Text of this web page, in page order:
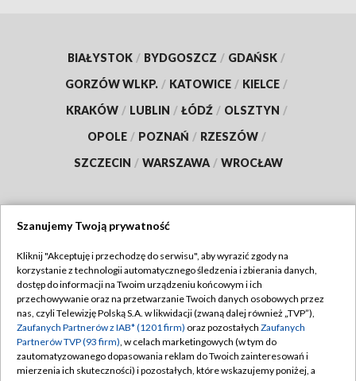
BIAŁYSTOK / BYDGOSZCZ / GDAŃSK /
GORZÓW WLKP. / KATOWICE / KIELCE /
KRAKÓW / LUBLIN / ŁÓDŹ / OLSZTYN /
OPOLE / POZNAŃ / RZESZÓW /
SZCZECIN / WARSZAWA / WROCŁAW
TVP
Abonament TVP
Emisja w TVP
Centrum informacji TVP
Naziemna Telewizja Cyfrowa
Regulamin TVP
Polityka prywatności
Moje zgody
Szanujemy Twoją prywatność
Kliknij "Akceptuję i przechodzę do serwisu", aby wyrazić zgody na
korzystanie z technologii automatycznego śledzenia i zbierania danych,
dostęp do informacji na Twoim urządzeniu końcowym i ich
przechowywanie oraz na przetwarzanie Twoich danych osobowych przez
nas, czyli Telewizję Polską S.A. w likwidacji (zwaną dalej również „TVP”),
Zaufanych Partnerów z IAB* (1201 firm) oraz pozostałych Zaufanych
Partnerów TVP (93 firm), w celach marketingowych (w tym do
zautomatyzowanego dopasowania reklam do Twoich zainteresowań i
mierzenia ich skuteczności) i pozostałych, które wskazujemy poniżej, a